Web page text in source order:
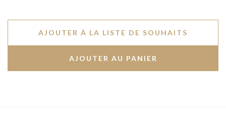
AJOUTER À LA LISTE DE SOUHAITS